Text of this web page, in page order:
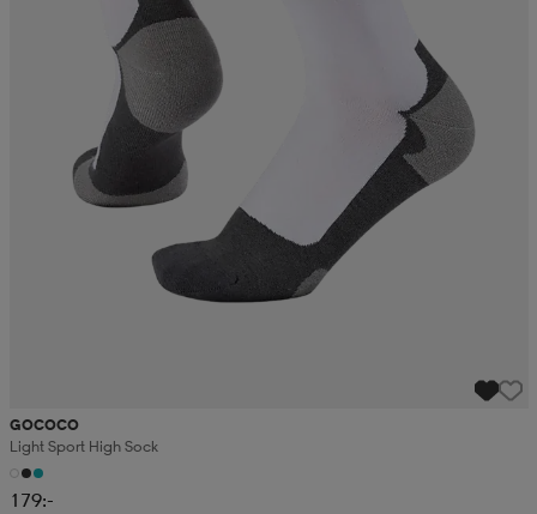
GOCOCO
Light Sport High Sock
179:-